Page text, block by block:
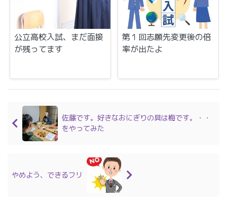
公立高校入試、まだ面接
が残ってます
第１回志願先変更後の倍
率が出たよ
佐藤です。好きなおにぎりの具は梅です。・・
をやってみた
やめよう、できるフリ